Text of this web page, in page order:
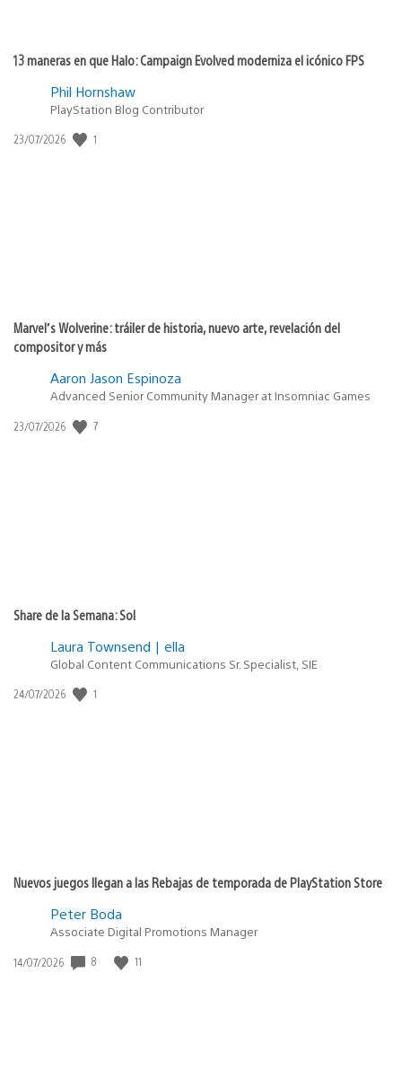
13 maneras en que Halo: Campaign Evolved moderniza el icónico FPS
Phil Hornshaw
PlayStation Blog Contributor
Fecha
23/07/2026 1
Marvel’s Wolverine: tráiler de historia, nuevo arte, revelación del
compositor y más
Aaron Jason Espinoza
Advanced Senior Community Manager at Insomniac Games
Fecha
23/07/2026 7
Share de la Semana: Sol
Laura Townsend | ella
Global Content Communications Sr. Specialist, SIE
Fecha
24/07/2026 1
Nuevos juegos llegan a las Rebajas de temporada de PlayStation Store
Peter Boda
Associate Digital Promotions Manager
Fecha
14/07/2026 8 11